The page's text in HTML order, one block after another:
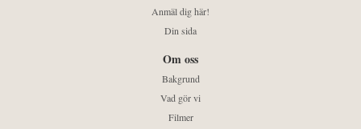
Anmäl dig här!
Din sida
Om oss
Bakgrund
Vad gör vi
Filmer